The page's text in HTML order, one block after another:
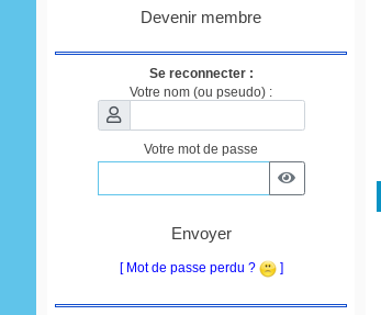
Devenir membre
Se reconnecter :
Votre nom (ou pseudo) :
Votre mot de passe
Envoyer
[ Mot de passe perdu ? ]